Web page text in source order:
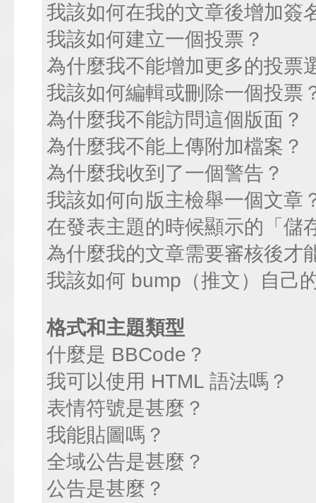
我該如何在我的文章後增加簽
我該如何建立一個投票？
為什麼我不能增加更多的投票
我該如何編輯或刪除一個投票
為什麼我不能訪問這個版面？
為什麼我不能上傳附加檔案？
為什麼我收到了一個警告？
我該如何向版主檢舉一個文章
在發表主題的時候顯示的「儲
為什麼我的文章需要審核後才
我該如何 bump（推文）自己
格式和主題類型
什麼是 BBCode？
我可以使用 HTML 語法嗎？
表情符號是甚麼？
我能貼圖嗎？
全域公告是甚麼？
公告是甚麼？